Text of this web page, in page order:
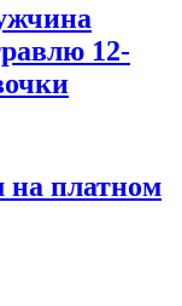
12-
на платном